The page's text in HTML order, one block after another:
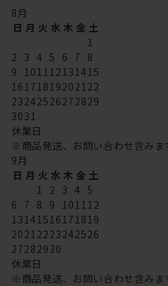
8 月
日 月 火 水 木 金 土
1
2 3 4 5 6 7 8
9
10 11 12 13 14 15
16 17 18 192021 22
23242526272829
3031
休業日
※商品発送、お問い合わせ含みま
9 月
日 月 火 水 木 金 土
1
2 3 4 5
6 7 8 9 10 11 12
13 14 15 16 17 18 19
2021 2223242526
27282930
休業日
※商品発送、お問い合わせ含みま